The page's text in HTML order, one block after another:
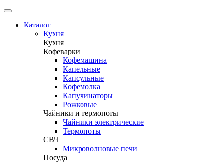
Каталог
Кухня
Кухня
Кофеварки
Кофемашина
Капельные
Капсульные
Кофемолка
Капучинаторы
Рожковые
Чайники и термопоты
Чайники электрические
Термопоты
СВЧ
Микроволновые печи
Посуда